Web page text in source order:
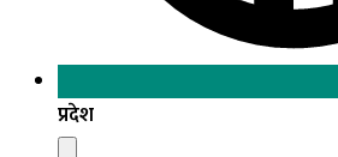
प्रदेश